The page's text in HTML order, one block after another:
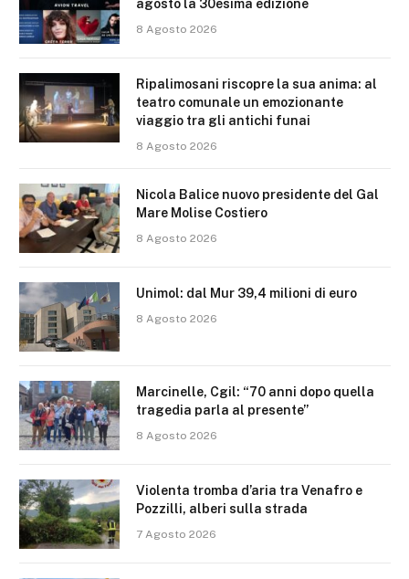
agosto la 30esima edizione
8 Agosto 2026
Ripalimosani riscopre la sua anima: al
teatro comunale un emozionante
viaggio tra gli antichi funai
8 Agosto 2026
Nicola Balice nuovo presidente del Gal
Mare Molise Costiero
8 Agosto 2026
Unimol: dal Mur 39,4 milioni di euro
8 Agosto 2026
Marcinelle, Cgil: “70 anni dopo quella
tragedia parla al presente”
8 Agosto 2026
Violenta tromba d’aria tra Venafro e
Pozzilli, alberi sulla strada
7 Agosto 2026